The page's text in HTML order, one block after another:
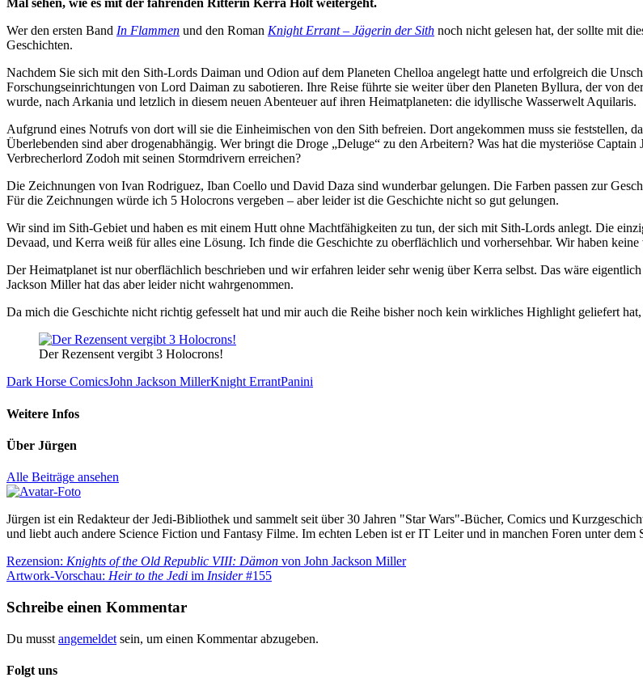
Mal sehen, wie es mit der fahrenden Ritterin Kerra Holt weitergeht.
Wer den ersten Band In Flammen und den Roman Knight Errant – Jägerin der Sith noch nicht gelesen hat, der sollte mit
Geschichten.
Nachdem Sie sich mit den Sith-Lords Daiman und Odion auf dem Planeten Chelloa angelegt hatte und erfolgreich die
Forschungseinrichtungen von Lord Daiman zu sabotieren. Ihre Reise führte sie weiter über den Planeten Byllura, der von
wurde, nach Arkania und letzlich in diesem neuen Abenteuer auf ihren Heimatplaneten: die idyllische Wasserwelt Aquilaris.
Aufgrund eines Notrufs von dort will sie die Einheimischen von den Sith befreien. Dort angekommen muss sie feststellen,
Überlebenden sind aber drogenabhängig. Wer bringt die Droge „Deluge“ zu den Arbeitern? Was hat die mysteriöse
Verbrecherlord Zodoh mit seinen Stormdrivern erreichen?
Die Zeichnungen von Ivan Rodriguez, Iban Coello und David Daza sind wunderbar gelungen. Die Farben passen zur
Für die Zeichnungen würde ich 5 Holocrons vergeben – aber leider ist die Geschichte nicht so gut gelungen.
Wir sind im Sith-Gebiet und haben es mit einem Hutt ohne Machtfähigkeiten zu tun, der sich mit Sith-Lords anlegt. Die
Devaad, und Kerra weiß für alles eine Lösung. Ich finde die Geschichte zu oberflächlich und vorhersehbar. Wir haben
Der Heimatplanet ist nur oberflächlich beschrieben und wir erfahren leider sehr wenig über Kerra selbst. Das wäre
Jackson Miller hat das aber leider nicht wahrgenommen.
Da mich die Geschichte nicht richtig gefesselt hat und mir auch die Reihe bisher noch kein wirkliches Highlight geliefert
Der Rezensent vergibt 3 Holocrons!
Dark Horse ComicsJohn Jackson MillerKnight ErrantPanini
Weitere Infos
Über Jürgen
Alle Beiträge ansehen
Jürgen ist ein Redakteur der Jedi-Bibliothek und sammelt seit über 30 Jahren "Star Wars"-Bücher, Comics und
und liebt auch andere Science Fiction und Fantasy Filme. Im echten Leben ist er IT Leiter und in manchen Foren unter
Beitragsnavigation
Vorheriger
Beitrag:
Rezension: Knights of the Old Republic VIII: Dämon von John Jackson Miller
Nächster
Artwork-Vorschau: Heir to the Jedi im Insider#155
Schreibe einen Kommentar
Du musst angemeldet sein, um einen Kommentar abzugeben.
Folgt uns